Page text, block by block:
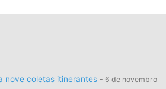
nove coletas itinerantes
6 de novembro